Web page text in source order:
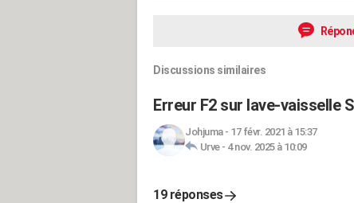
Discussions similaires
Erreur F2 sur lave-vaisselle
Johjuma- 17 févr. 2021 à 15:37
Urve- 4 nov. 2025 à 10:09
19 réponses